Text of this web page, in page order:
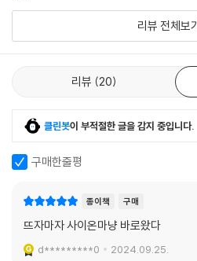
리뷰 전체보기
리뷰 20
클린봇이 부적절한 글을 감지 중입니다.
구매한줄평
종이책 구매
뜨자마자 사이온마냥 바로왔다
d*********0 2024.09.25.